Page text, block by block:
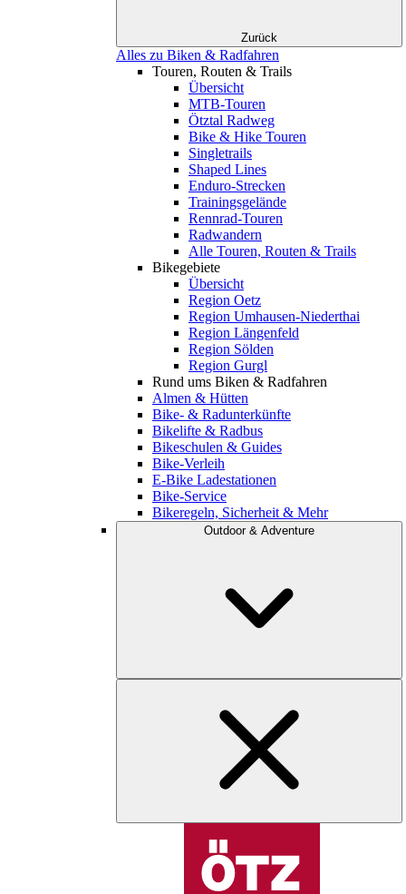
Zurück
Alles zu Biken & Radfahren
Touren, Routen & Trails
Übersicht
MTB-Touren
Ötztal Radweg
Bike & Hike Touren
Singletrails
Shaped Lines
Enduro-Strecken
Trainingsgelände
Rennrad-Touren
Radwandern
Alle Touren, Routen & Trails
Bikegebiete
Übersicht
Region Oetz
Region Umhausen-Niederthai
Region Längenfeld
Region Sölden
Region Gurgl
Rund ums Biken & Radfahren
Almen & Hütten
Bike- & Radunterkünfte
Bikelifte & Radbus
Bikeschulen & Guides
Bike-Verleih
E-Bike Ladestationen
Bike-Service
Bikeregeln, Sicherheit & Mehr
Outdoor & Adventure